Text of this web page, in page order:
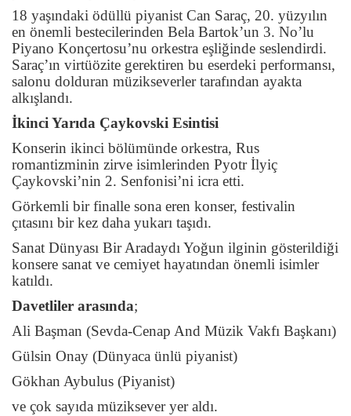
18 yaşındaki ödüllü piyanist Can Saraç, 20. yüzyılın
en önemli bestecilerinden Bela Bartok’un 3. No’lu
Piyano Konçertosu’nu orkestra eşliğinde seslendirdi.
Saraç’ın virtüözite gerektiren bu eserdeki performansı,
salonu dolduran müzikseverler tarafından ayakta
alkışlandı.
İkinci Yarıda Çaykovski Esintisi
Konserin ikinci bölümünde orkestra, Rus
romantizminin zirve isimlerinden Pyotr İlyiç
Çaykovski’nin 2. Senfonisi’ni icra etti.
Görkemli bir finalle sona eren konser, festivalin
çıtasını bir kez daha yukarı taşıdı.
Sanat Dünyası Bir Aradaydı Yoğun ilginin gösterildiği
konsere sanat ve cemiyet hayatından önemli isimler
katıldı.
Davetliler arasında;
Ali Başman (Sevda-Cenap And Müzik Vakfı Başkanı)
Gülsin Onay (Dünyaca ünlü piyanist)
Gökhan Aybulus (Piyanist)
ve çok sayıda müziksever yer aldı.